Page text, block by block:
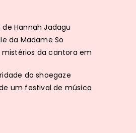
de Hannah Jadagu
da Madame So
mistérios da cantora em
do shoegaze
um festival de música